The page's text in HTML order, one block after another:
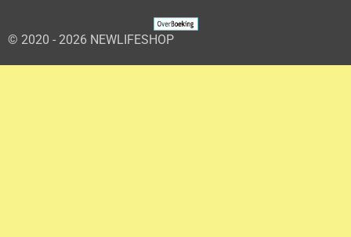
© 2020 - 2026 NEWLIFESHOP